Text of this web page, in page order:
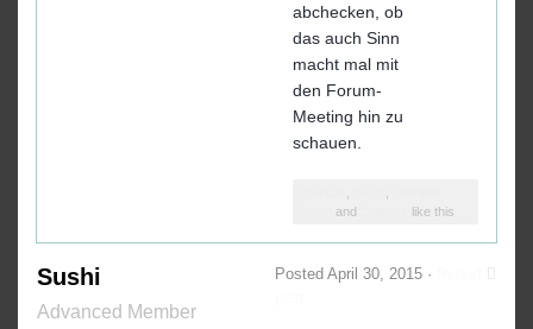
abchecken, ob
das auch Sinn
macht mal mit
den Forum-
Meeting hin zu
schauen.
and like this
Sushi
Advanced Member
Posted April 30, 2015 ·